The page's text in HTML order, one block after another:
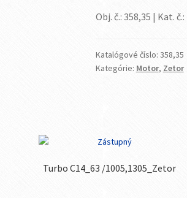
Obj. č.: 358,35 | Kat.
Katalógové číslo: 358,35
Kategórie: Motor, Zetor
Turbo C14_63 /1005,1305_Zetor